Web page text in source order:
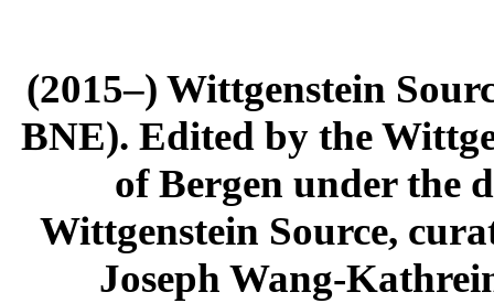
(2015–) Wittgenstein
BNE). Edited by the
of Bergen under the
Wittgenstein Source,
Joseph Wang-